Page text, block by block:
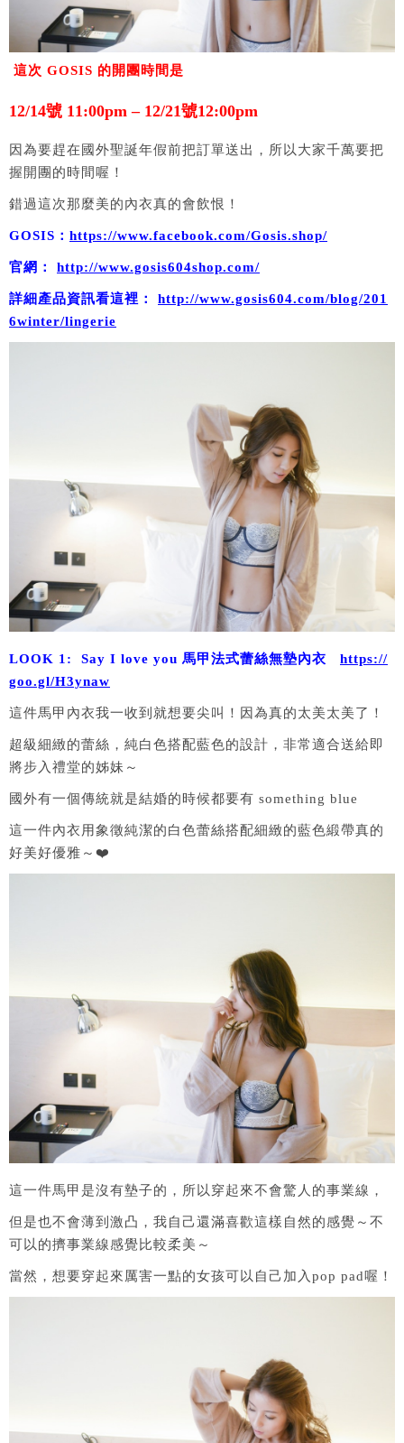
這次 GOSIS 的開團時間是
12/14號 11:00pm – 12/21號12:00pm
因為要趕在國外聖誕年假前把訂單送出，所以大家千萬要把
握開團的時間喔！
錯過這次那麼美的內衣真的會飲恨！
GOSIS： https://www.facebook.com/Gosis.shop/
官網： http://www.gosis604shop.com/
詳細產品資訊看這裡： http://www.gosis604.com/blog/201
6winter/lingerie
LOOK 1: Say I love you 馬甲法式蕾絲無墊內衣 https://
goo.gl/H3ynaw
這件馬甲內衣我一收到就想要尖叫！因為真的太美太美了！
超級細緻的蕾絲，純白色搭配藍色的設計，非常適合送給即
將步入禮堂的姊妹～
國外有一個傳統就是結婚的時候都要有 something blue
這一件內衣用象徵純潔的白色蕾絲搭配細緻的藍色緞帶真的
好美好優雅～❤️
這一件馬甲是沒有墊子的，所以穿起來不會驚人的事業線，
但是也不會薄到激凸，我自己還滿喜歡這樣自然的感覺～不
可以的擠事業線感覺比較柔美～
當然，想要穿起來厲害一點的女孩可以自己加入pop pad喔！